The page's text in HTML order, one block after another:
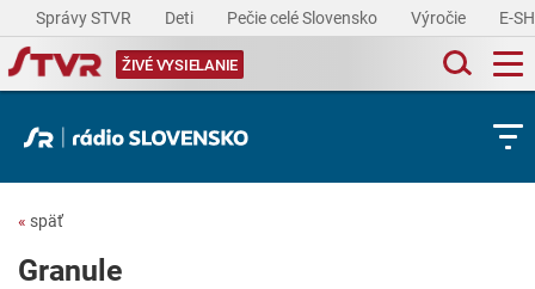
Správy STVR Deti Pečie celé Slovensko Výročie E-
ŽIVÉ VYSIELANIE
« späť
Granule